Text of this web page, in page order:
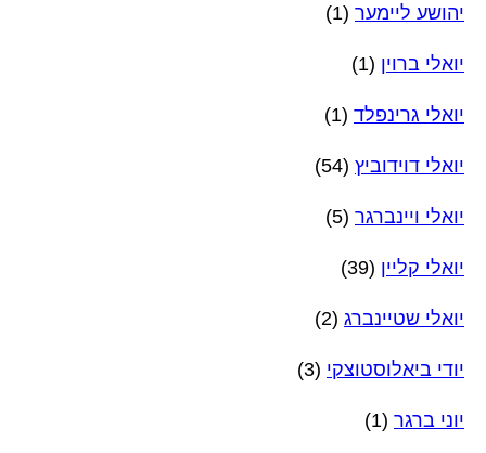
יהושע ליימער (1)
יואלי ברוין (1)
יואלי גרינפלד (1)
יואלי דוידוביץ (54)
יואלי ויינברגר (5)
יואלי קליין (39)
יואלי שטיינברג (2)
יודי ביאלוסטוצקי (3)
יוני ברגר (1)